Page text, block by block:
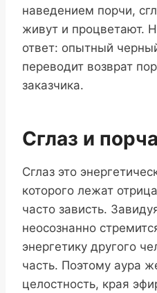
наведением порчи,
живут и процветают.
ответ: опытный
переводит возврат
заказчика.
Сглаз и порча
Сглаз это
которого лежат
часто зависть.
неосознанно
энергетику другого
часть. Поэтому аура
целостность, края